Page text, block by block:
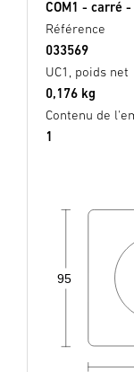
COM1 - carré
Référence
033569
UC1, poids net
0,176 kg
Contenu de
1
95